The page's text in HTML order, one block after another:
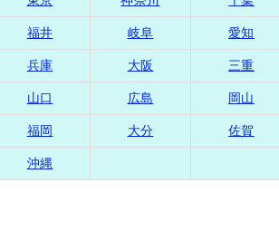
福井 岐阜 愛知
兵庫 大阪 三重
山口 広島 岡山
福岡 大分 佐賀
沖縄